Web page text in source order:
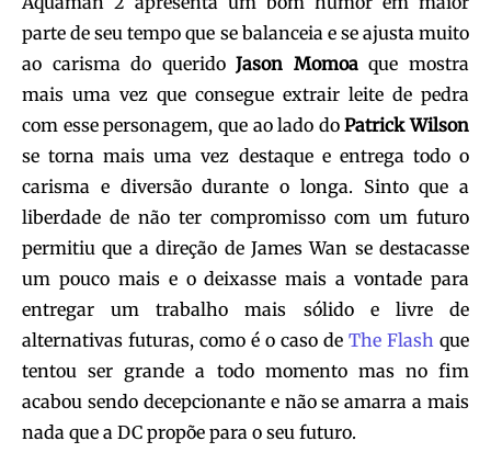
parte de seu tempo que se balanceia e se ajusta muito
ao carisma do queridoJason Momoaque mostra
mais uma vez que consegue extrair leite de pedra
com esse personagem, que ao lado doPatrick Wilson
se torna mais uma vez destaque e entrega todo o
carisma e diversão durante o longa. Sinto que a
liberdade de não ter compromisso com um futuro
permitiu que a direção de James Wan se destacasse
um pouco mais e o deixasse mais a vontade para
entregar um trabalho mais sólido e livre de
alternativas futuras, como é o caso de The Flash que
tentou ser grande a todo momento mas no fim
acabou sendo decepcionante e não se amarra a mais
nada que a DC propõe para o seu futuro.